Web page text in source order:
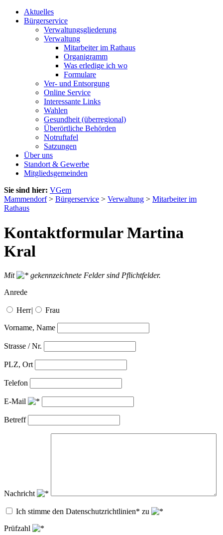
Aktuelles
Bürgerservice
Verwaltungsgliederung
Verwaltung
Mitarbeiter im Rathaus
Organigramm
Was erledige ich wo
Formulare
Ver- und Entsorgung
Online Service
Interessante Links
Wahlen
Gesundheit (überregional)
Überörtliche Behörden
Notruftafel
Satzungen
Über uns
Standort & Gewerbe
Mitgliedsgemeinden
Sie sind hier: VGem
Mammendorf> Bürgerservice > Verwaltung > Mitarbeiter im
Rathaus
Kontaktformular Martina
Kral
Mit
gekennzeichnete Felder sind Pflichtfelder.
Anrede
Herr| Frau
Vorname, Name
Strasse / Nr.
PLZ, Ort
Telefon
E-Mail
Betreff
Nachricht
Ich stimme den Datenschutzrichtlinien* zu
Prüfzahl